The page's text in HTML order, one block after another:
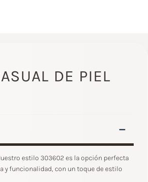
DE PIEL
–
estilo 303602 es la opción perfecta
y funcionalidad, con un toque de estilo